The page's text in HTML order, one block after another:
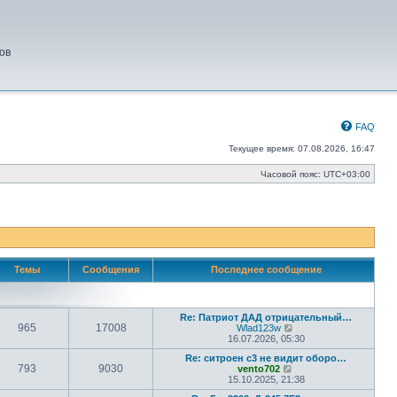
FAQ
Текущее время: 07.08.2026, 16:47
Часовой пояс: UTC+03:00
Темы Сообщения Последнее сообщение
965 17008
Re: Патриот ДАД отрицательный…
Wlad123w
е
р
е
т
и
16.07.2026, 05:30
793 9030
Re: ситроен с3 не видит оборо…
vento702
е
р
15.10.2025, 21:38